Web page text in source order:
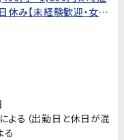
み【未経験歓迎・女性
る（出勤日と休日が混
る